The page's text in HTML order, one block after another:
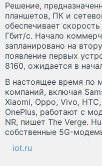
Решение,
планшетов, ПК и
обеспечивает
Гбит/с. Начало
запланировано на
появление первых
8160, ожидается в
В настоящее время по
компаний, включая
Xiaomi, Oppo, Vivo,
OnePlus, работают с
NR, пишет The Verge.
собственные 5G-
iot.ru